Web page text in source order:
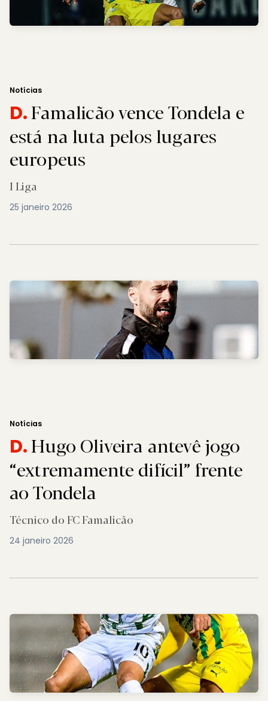
Notícias
D.Famalicão vence Tondela e
está na luta pelos lugares
europeus
I Liga
25 janeiro 2026
Notícias
D.Hugo Oliveira antevê jogo
“extremamente difícil” frente
ao Tondela
Técnico do FC Famalicão
24 janeiro 2026